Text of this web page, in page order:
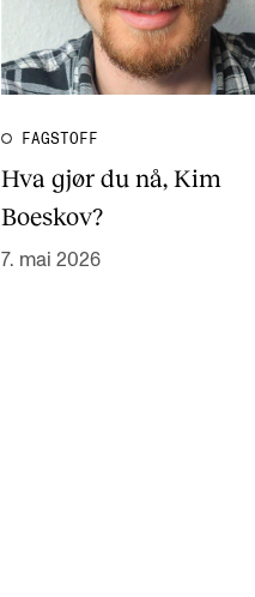
FAGSTOFF
Hva gjør du nå, Kim
Boeskov?
7. mai 2026